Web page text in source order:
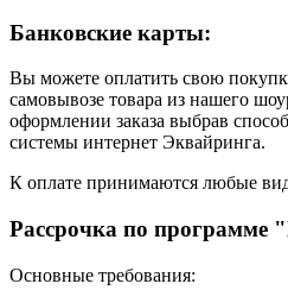
Банковские карты:
Вы можете оплатить свою
самовывозе товара из нашего
оформлении заказа выбрав
системы интернет Эквайринга.
К оплате принимаются любые
Рассрочка по программе
Основные требования: